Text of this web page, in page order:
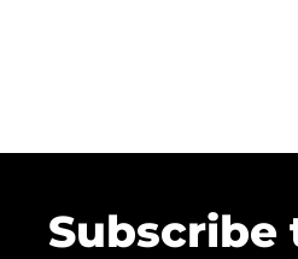
Subscribe